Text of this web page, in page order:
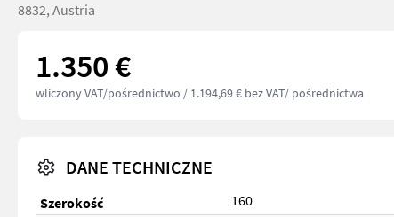
8832, Austria
1.350 €
wliczony VAT/pośrednictwo / 1.194,69 € bez VAT/ pośrednictwa
DANE TECHNICZNE
Szerokość
160